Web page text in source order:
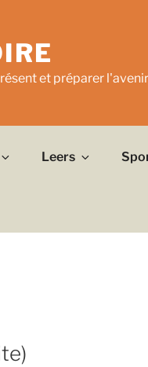
et préparer l'avenir
Leers